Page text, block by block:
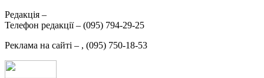
Редакція –
Телефон редакції – (095) 794-29-25
Реклама на сайті – , (095) 750-18-53